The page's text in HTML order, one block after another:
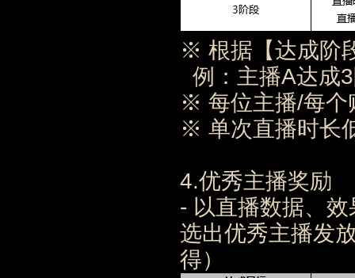
※ 根据【达成阶
例：主播A达成
※ 每位主播/每个
※ 单次直播时长
4.优秀主播奖励
- 以直播数据、
选出优秀主播发
得）